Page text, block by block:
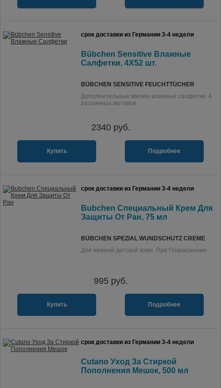
срок доставки из Германии 3-4 недели
Bübchen Sensitive Влажные
Салфетки, 4X52 шт.
BÜBCHEN SENSITIVE FEUCHTTÜCHER
Дополнительные мягкие влажные салфетки. 4
различных мотивов.
2340руб.
Купить Подробнее
срок доставки из Германии 3-4 недели
Bubchen Специальный Крем Для
Защиты От Ран, 75 мл
BÜBCHEN SPEZIAL WUNDSCHUTZ CREME
Для нежной детской кожи. При Покраснении.
995 руб.
Купить Подробнее
срок доставки из Германии 3-4 недели
Cutano Уход За Стиркой
Пополнения Мешок, 500 мл